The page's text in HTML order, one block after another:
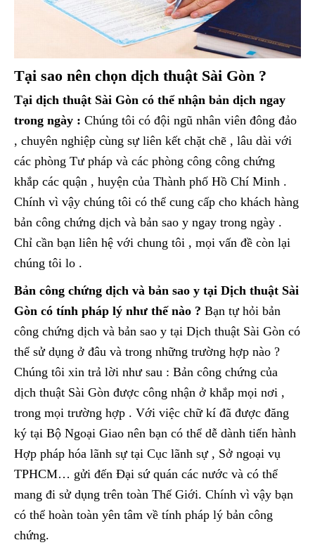
Tại sao nên chọn dịch thuật Sài Gòn ?
Tại dịch thuật Sài Gòn có thể nhận bản dịch ngay
trong ngày : Chúng tôi có đội ngũ nhân viên đông đảo
, chuyên nghiệp cùng sự liên kết chặt chẽ , lâu dài với
các phòng Tư pháp và các phòng công công chứng
khắp các quận , huyện của Thành phố Hồ Chí Minh .
Chính vì vậy chúng tôi có thể cung cấp cho khách hàng
bản công chứng dịch và bản sao y ngay trong ngày .
Chỉ cần bạn liên hệ với chung tôi , mọi vấn đề còn lại
chúng tôi lo .
Bản công chứng dịch và bản sao y tại Dịch thuật Sài
Gòn có tính pháp lý như thế nào ? Bạn tự hỏi bản
công chứng dịch và bản sao y tại Dịch thuật Sài Gòn có
thể sử dụng ở đâu và trong những trường hợp nào ?
Chúng tôi xin trả lời như sau : Bản công chứng của
dịch thuật Sài Gòn được công nhận ở khắp mọi nơi ,
trong mọi trường hợp . Với việc chữ kí đã được đăng
ký tại Bộ Ngoại Giao nên bạn có thể dễ dành tiến hành
Hợp pháp hóa lãnh sự tại Cục lãnh sự , Sở ngoại vụ
TPHCM… gửi đến Đại sứ quán các nước và có thể
mang đi sử dụng trên toàn Thế Giới. Chính vì vậy bạn
có thể hoàn toàn yên tâm về tính pháp lý bản công
chứng.